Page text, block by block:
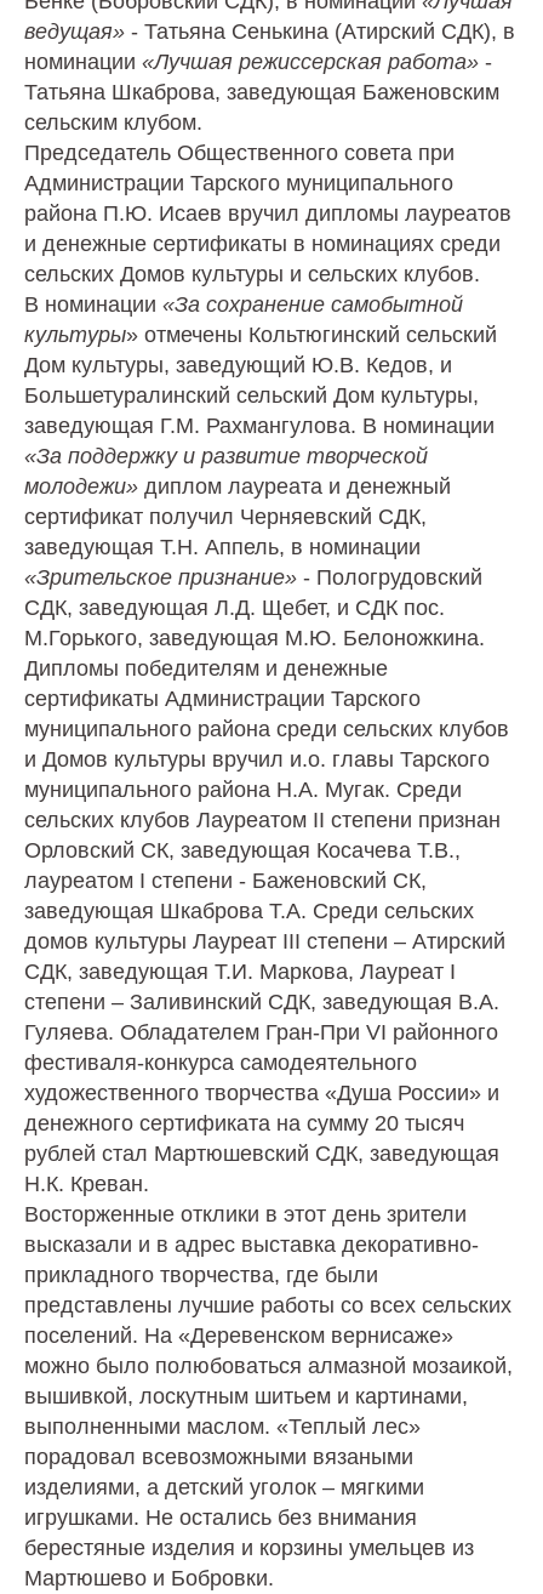
ведущая» - Татьяна Сенькина (Атирский СДК), в
номинации «Лучшая режиссерская работа» -
Татьяна Шкаброва, заведующая Баженовским
сельским клубом.
Председатель Общественного совета при
Администрации Тарского муниципального
района П.Ю. Исаев вручил дипломы лауреатов
и денежные сертификаты в номинациях среди
сельских Домов культуры и сельских клубов.
В номинации «За сохранение самобытной
культуры» отмечены Кольтюгинский сельский
Дом культуры, заведующий Ю.В. Кедов, и
Большетуралинский сельский Дом культуры,
заведующая Г.М. Рахмангулова. В номинации
«За поддержку и развитие творческой
молодежи» диплом лауреата и денежный
сертификат получил Черняевский СДК,
заведующая Т.Н. Аппель, в номинации
«Зрительское признание» - Пологрудовский
СДК, заведующая Л.Д. Щебет, и СДК пос.
М.Горького, заведующая М.Ю. Белоножкина.
Дипломы победителям и денежные
сертификаты Администрации Тарского
муниципального района среди сельских клубов
и Домов культуры вручил и.о. главы Тарского
муниципального района Н.А. Мугак. Среди
сельских клубов Лауреатом II степени признан
Орловский СК, заведующая Косачева Т.В.,
лауреатом I степени - Баженовский СК,
заведующая Шкаброва Т.А. Среди сельских
домов культуры Лауреат III степени – Атирский
СДК, заведующая Т.И. Маркова, Лауреат I
степени – Заливинский СДК, заведующая В.А.
Гуляева. Обладателем Гран-При VI районного
фестиваля-конкурса самодеятельного
художественного творчества «Душа России» и
денежного сертификата на сумму 20 тысяч
рублей стал Мартюшевский СДК, заведующая
Н.К. Креван.
Восторженные отклики в этот день зрители
высказали и в адрес выставка декоративно-
прикладного творчества, где были
представлены лучшие работы со всех сельских
поселений. На «Деревенском вернисаже»
можно было полюбоваться алмазной мозаикой,
вышивкой, лоскутным шитьем и картинами,
выполненными маслом. «Теплый лес»
порадовал всевозможными вязаными
изделиями, а детский уголок – мягкими
игрушками. Не остались без внимания
берестяные изделия и корзины умельцев из
Мартюшево и Бобровки.